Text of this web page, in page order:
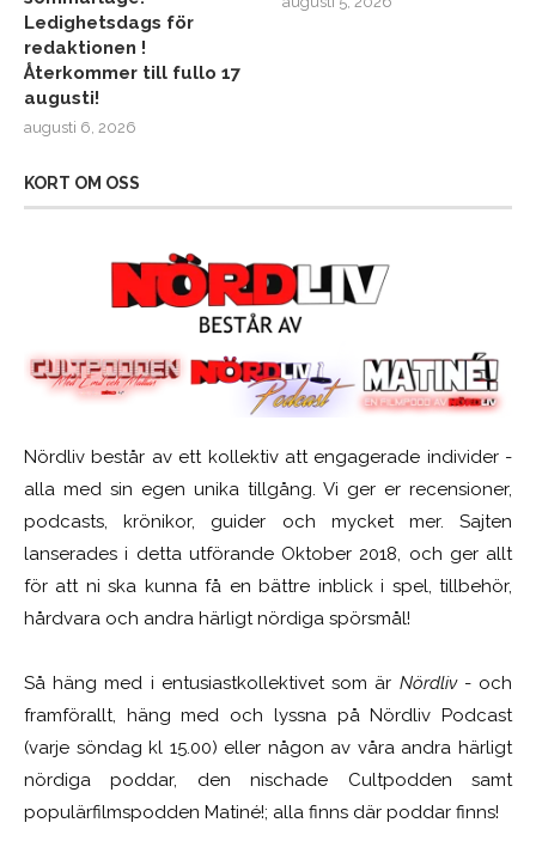
Ledighetsdags för
redaktionen !
Återkommer till fullo 17
augusti!
augusti 6, 2026
KORT OM OSS
Nördliv består av ett kollektiv att engagerade individer -
alla med sin egen unika tillgång. Vi ger er recensioner,
podcasts, krönikor, guider och mycket mer. Sajten
lanserades i detta utförande Oktober 2018, och ger allt
för att ni ska kunna få en bättre inblick i spel, tillbehör,
hårdvara och andra härligt nördiga spörsmål!
Så häng med i entusiastkollektivet som är Nördliv- och
framförallt, häng med och lyssna på Nördliv Podcast
(varje söndag kl 15.00) eller någon av våra andra härligt
nördiga poddar, den nischade Cultpodden samt
populärfilmspodden Matiné!; alla finns där poddar finns!